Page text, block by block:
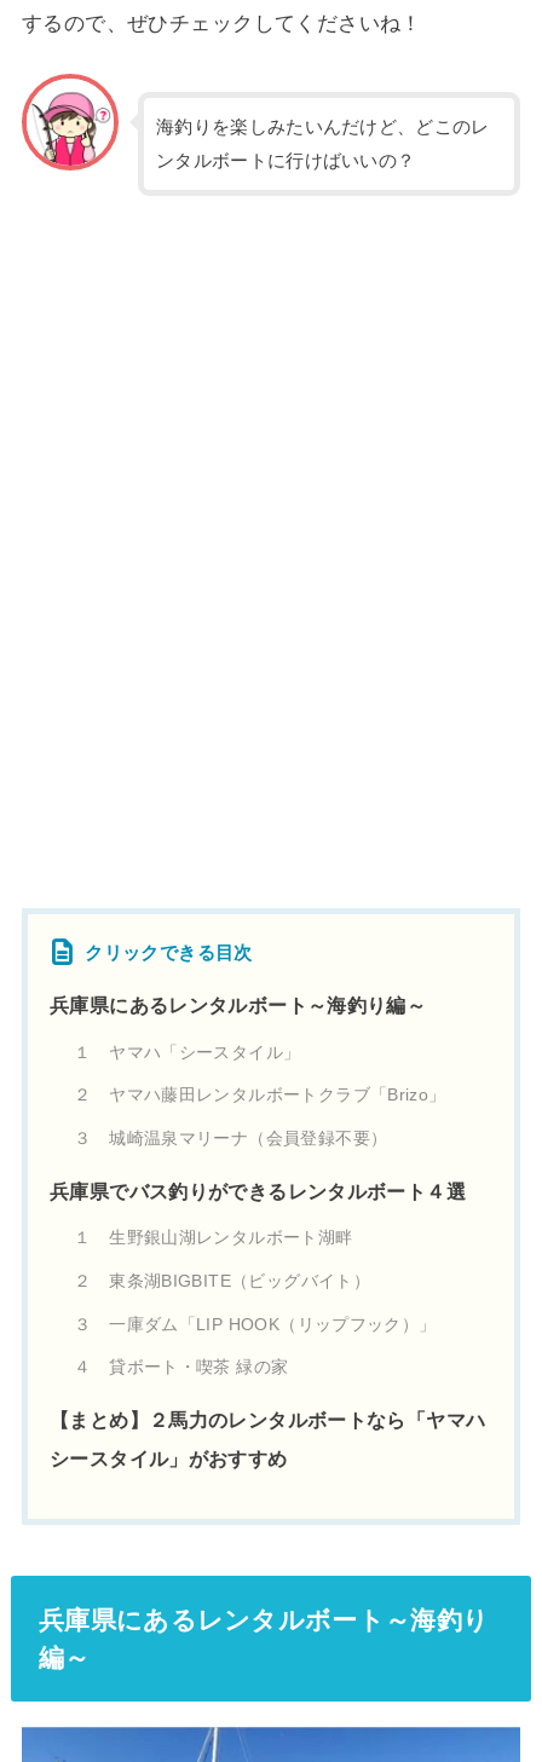
するので、ぜひチェックしてくださいね！
海釣りを楽しみたいんだけど、どこのレ
ンタルボートに行けばいいの？
クリックできる目次
兵庫県にあるレンタルボート～海釣り編～
１ ヤマハ「シースタイル」
２ ヤマハ藤田レンタルボートクラブ「Brizo」
３ 城崎温泉マリーナ（会員登録不要）
兵庫県でバス釣りができるレンタルボート４選
１ 生野銀山湖レンタルボート湖畔
２ 東条湖BIGBITE（ビッグバイト）
３ 一庫ダム「LIP HOOK（リップフック）」
４ 貸ボート・喫茶 緑の家
【まとめ】２馬力のレンタルボートなら「ヤマハ
シースタイル」がおすすめ
兵庫県にあるレンタルボート～海釣り
編～